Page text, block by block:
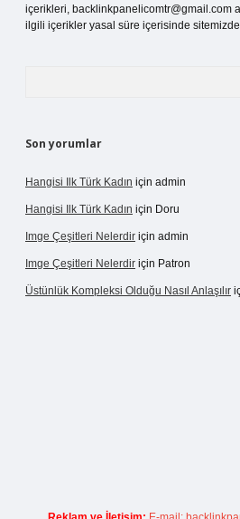
içerikleri, backlinkpanelicomtr@gmail.com
ilgili içerikler yasal süre içerisinde
Son yorumlar
Hangisi Ilk Türk Kadın için admin
Hangisi Ilk Türk Kadın için Doru
Imge Çeşitleri Nelerdir için admin
Imge Çeşitleri Nelerdir için Patron
Üstünlük Kompleksi Olduğu Nasıl Anlaşılır